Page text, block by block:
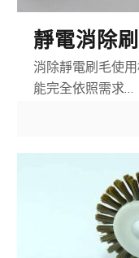
靜電消除
消除靜電刷毛使
能完全依照需求…